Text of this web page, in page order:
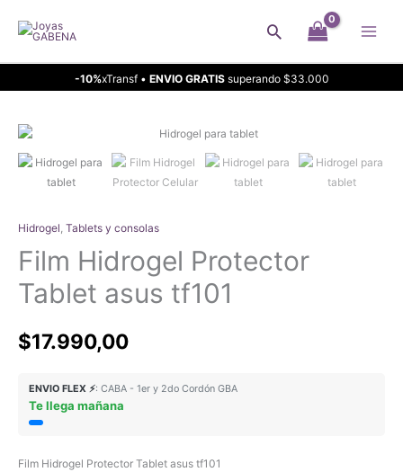
Buscar
-10%xTransf • ENVIO GRATISsuperando $33.000
Hidrogel, Tablets y consolas
Film Hidrogel Protector
Tablet asus tf101
$17.990,00
ENVIO FLEX ⚡: CABA - 1er y 2do Cordón GBA
Te llega mañana
Film Hidrogel Protector Tablet asus tf101